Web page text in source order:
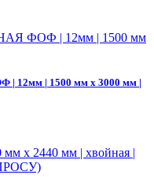
| 1500 мм х 3000 мм |